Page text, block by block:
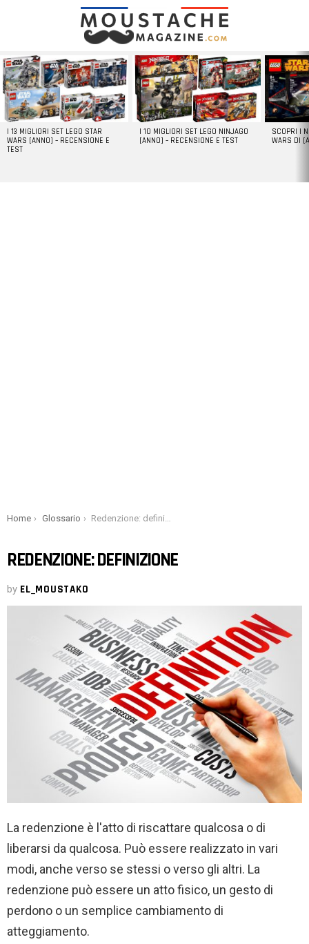
LATEST
STORIES
I 13 MIGLIORI SET LEGO STAR
WARS [ANNO] – RECENSIONE E
TEST
I 10 MIGLIORI SET LEGO NINJAGO
[ANNO] – RECENSIONE E TEST
SCOPRI I
WARS DI
You are here:
Home Glossario Redenzione: definizione
REDENZIONE: DEFINIZIONE
by EL_MOUSTAKO
La redenzione è l'atto di riscattare qualcosa o di
liberarsi da qualcosa. Può essere realizzato in vari
modi, anche verso se stessi o verso gli altri. La
redenzione può essere un atto fisico, un gesto di
perdono o un semplice cambiamento di
atteggiamento.